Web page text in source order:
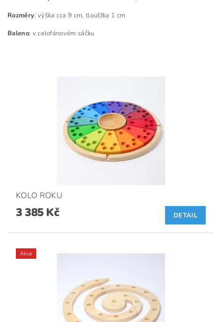
Rozměry: výška cca 9 cm, tloušťka 1 cm
Baleno: v celofánovém sáčku
KOLO ROKU
3 385 Kč DETAIL
Akce